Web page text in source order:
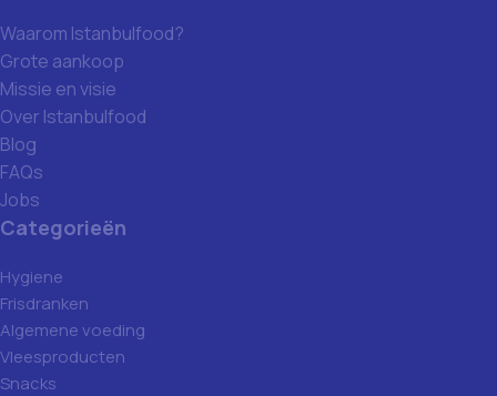
Waarom Istanbulfood?
Grote aankoop
Missie en visie
Over Istanbulfood
Blog
FAQs
Jobs
Categorieën
Hygiene
Frisdranken
Algemene voeding
Vleesproducten
Snacks